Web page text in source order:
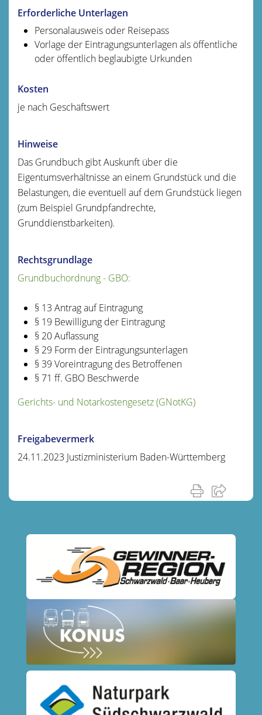
Erforderliche Unterlagen
Personalausweis oder Reisepass
Vorlage der Eintragungsunterlagen als öffentliche
oder öffentlich beglaubigte Urkunden
Kosten
je nach Geschäftswert
Hinweise
Das Grundbuch gibt Auskunft über die
Eigentumsverhältnisse an einem Grundstück und die
Belastungen, die eventuell auf dem Grundstück liegen
(zum Beispiel Grundpfandrechte,
Grunddienstbarkeiten).
Rechtsgrundlage
Grundbuchordnung - GBO:
§ 13 Antrag auf Eintragung
§ 19 Bewilligung der Eintragung
§ 20 Auflassung
§ 29 Form der Eintragungsunterlagen
§ 39 Voreintragung des Betroffenen
§ 71 ff. GBO Beschwerde
Gerichts- und Notarkostengesetz (GNotKG)
Freigabevermerk
24.11.2023 Justizministerium Baden-Württemberg